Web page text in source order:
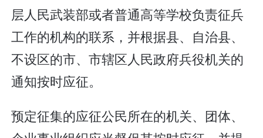
层人民武装部或者普通高等学校负责征兵
工作的机构的联系，并根据县、自治县、
不设区的市、市辖区人民政府兵役机关的
通知按时应征。
预定征集的应征公民所在的机关、团体、